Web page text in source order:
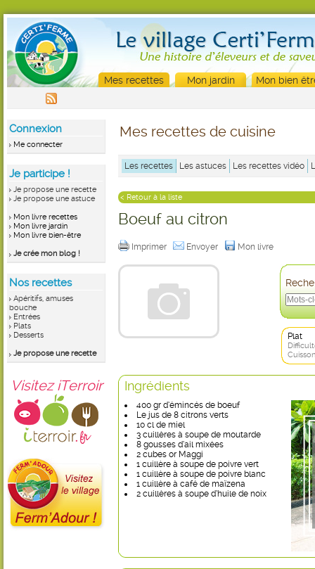
Mes recettes Mon jardin Mon bien
Connexion
Me connecter
Je participe !
Je propose une recette
Je propose une astuce
Mon livre recettes
Mon livre jardin
Mon livre bien-être
Je crée mon blog !
Nos recettes
Apéritifs, amuses
bouche
Entrées
Plats
Desserts
Je propose une recette
Visitez iTerroir
Mes recettes de cuisine
Les recettes Les astuces Les recettes vidéo
< Retour à la liste
Boeuf au citron
Imprimer Envoyer Mon livre
Plat
Ingrédients
400 gr d’émincés de boeuf
Le jus de 8 citrons verts
10 cl de miel
3 cuillères à soupe de moutarde
8 gousses d’ail mixées
2 cubes or Maggi
1 cuillère à soupe de poivre vert
1 cuillère à soupe de poivre blanc
1 cuillère à café de maïzena
2 cuillères à soupe d’huile de noix